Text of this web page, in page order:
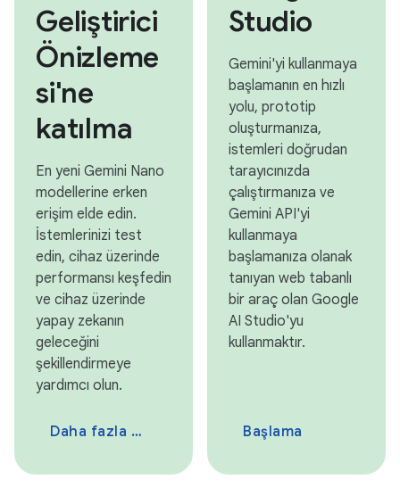
Geliştirici
Önizleme
si'ne
katılma
En yeni Gemini Nano
modellerine erken
erişim elde edin.
İstemlerinizi test
edin, cihaz üzerinde
performansı keşfedin
ve cihaz üzerinde
yapay zekanın
geleceğini
şekillendirmeye
yardımcı olun.
Daha fazla bilgi
Studio
Gemini'yi kullanmaya
başlamanın en hızlı
yolu, prototip
oluşturmanıza,
istemleri doğrudan
tarayıcınızda
çalıştırmanıza ve
Gemini API'yi
kullanmaya
başlamanıza olanak
tanıyan web tabanlı
bir araç olan Google
AI Studio'yu
kullanmaktır.
Başlama